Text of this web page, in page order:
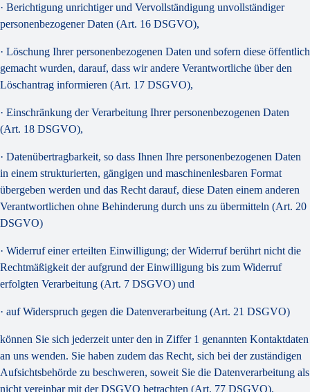
· Berichtigung unrichtiger und Vervollständigung unvollständiger
personenbezogener Daten (Art. 16 DSGVO),
· Löschung Ihrer personenbezogenen Daten und sofern diese öffentlich
gemacht wurden, darauf, dass wir andere Verantwortliche über den
Löschantrag informieren (Art. 17 DSGVO),
· Einschränkung der Verarbeitung Ihrer personenbezogenen Daten
(Art. 18 DSGVO),
· Datenübertragbarkeit, so dass Ihnen Ihre personenbezogenen Daten
in einem strukturierten, gängigen und maschinenlesbaren Format
übergeben werden und das Recht darauf, diese Daten einem anderen
Verantwortlichen ohne Behinderung durch uns zu übermitteln (Art. 20
DSGVO)
· Widerruf einer erteilten Einwilligung; der Widerruf berührt nicht die
Rechtmäßigkeit der aufgrund der Einwilligung bis zum Widerruf
erfolgten Verarbeitung (Art. 7 DSGVO) und
· auf Widerspruch gegen die Datenverarbeitung (Art. 21 DSGVO)
können Sie sich jederzeit unter den in Ziffer 1 genannten Kontaktdaten
an uns wenden. Sie haben zudem das Recht, sich bei der zuständigen
Aufsichtsbehörde zu beschweren, soweit Sie die Datenverarbeitung als
nicht vereinbar mit der DSGVO betrachten (Art. 77 DSGVO).